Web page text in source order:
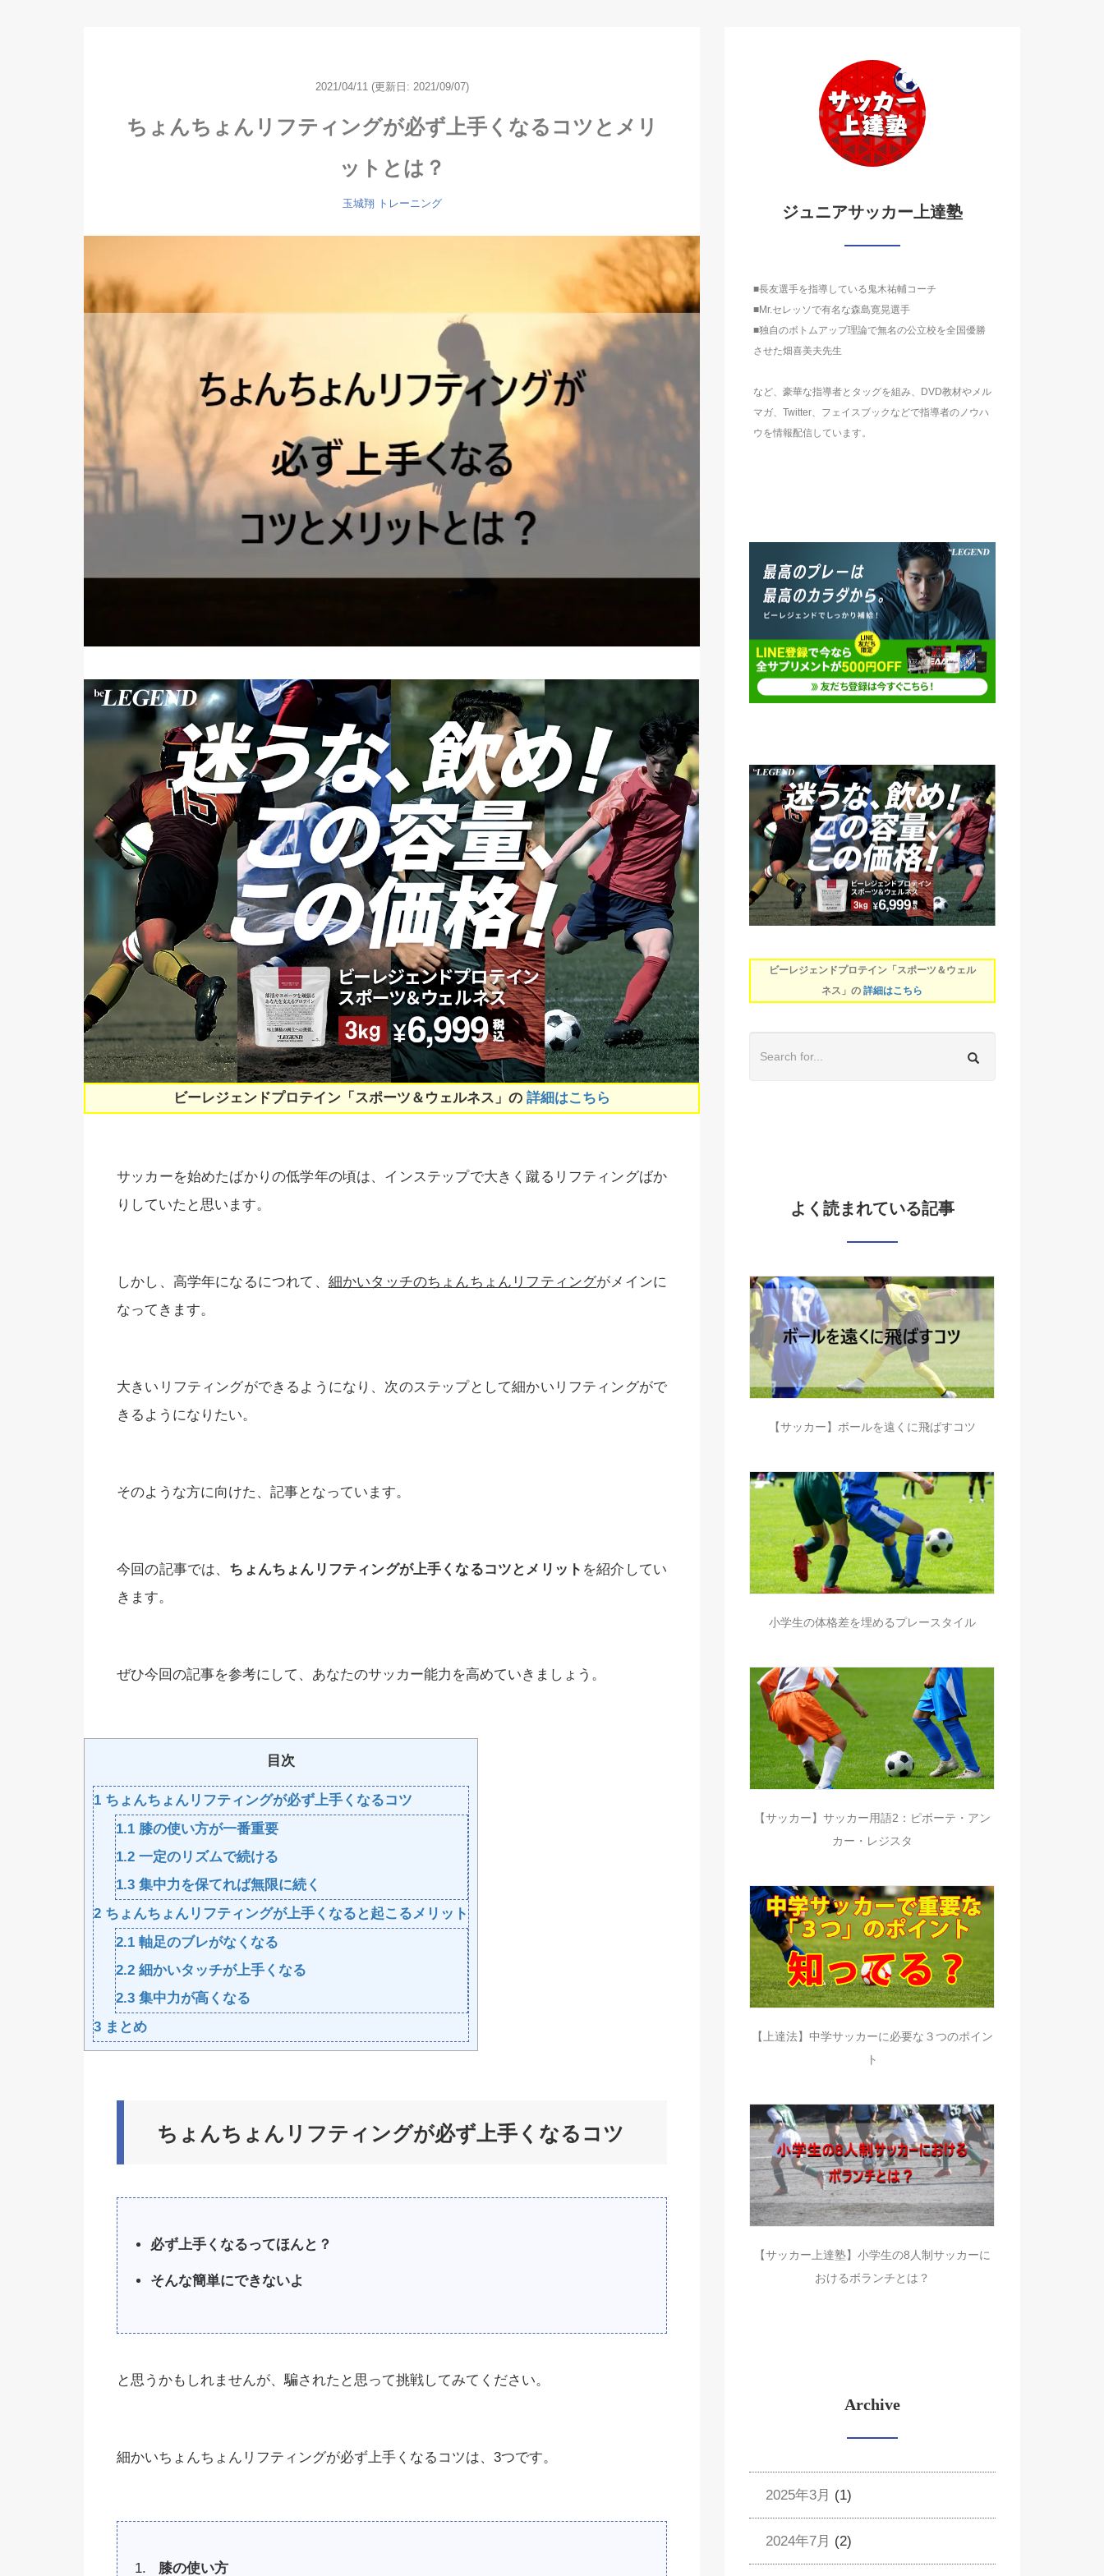
2021/04/11 (更新日: 2021/09/07)
ちょんちょんリフティングが必ず上手くなるコツとメリ
ットとは？
玉城翔 トレーニング
ビーレジェンドプロテイン「スポーツ＆ウェルネス」の 詳細はこちら
サッカーを始めたばかりの低学年の頃は、インステップで大きく蹴るリフティングばか
りしていたと思います。
しかし、高学年になるにつれて、 細かいタッチのちょんちょんリフティングがメインに
なってきます。
大きいリフティングができるようになり、次のステップとして細かいリフティングがで
きるようになりたい。
そのような方に向けた、記事となっています。
今回の記事では、 ちょんちょんリフティングが上手くなるコツとメリット を紹介してい
きます。
ぜひ今回の記事を参考にして、あなたのサッカー能力を高めていきましょう。
目次
1 ちょんちょんリフティングが必ず上手くなるコツ
1.1膝の使い方が一番重要
1.2一定のリズムで続ける
1.3集中力を保てれば無限に続く
2 ちょんちょんリフティングが上手くなると起こるメリット
2.1軸足のブレがなくなる
2.2細かいタッチが上手くなる
2.3集中力が高くなる
3 まとめ
ちょんちょんリフティングが必ず上手くなるコツ
必ず上手くなるってほんと？
そんな簡単にできないよ
と思うかもしれませんが、騙されたと思って挑戦してみてください。
細かいちょんちょんリフティングが必ず上手くなるコツは、3つです。
膝の使い方
ジュニアサッカー上達塾
■長友選手を指導している鬼木祐輔コーチ
■Mr.セレッソで有名な森島寛晃選手
■独自のボトムアップ理論で無名の公立校を全国優勝
させた畑喜美夫先生
など、豪華な指導者とタッグを組み、DVD教材やメル
マガ、Twitter、フェイスブックなどで指導者のノウハ
ウを情報配信しています。
ビーレジェンドプロテイン「スポーツ＆ウェル
ネス」の詳細はこちら
よく読まれている記事
【サッカー】ボールを遠くに飛ばすコツ
小学生の体格差を埋めるプレースタイル
【サッカー】サッカー用語2：ピボーテ・アン
カー・レジスタ
【上達法】中学サッカーに必要な３つのポイン
ト
【サッカー上達塾】小学生の8人制サッカーに
おけるボランチとは？
Archive
2025年3月 (1)
2024年7月 (2)